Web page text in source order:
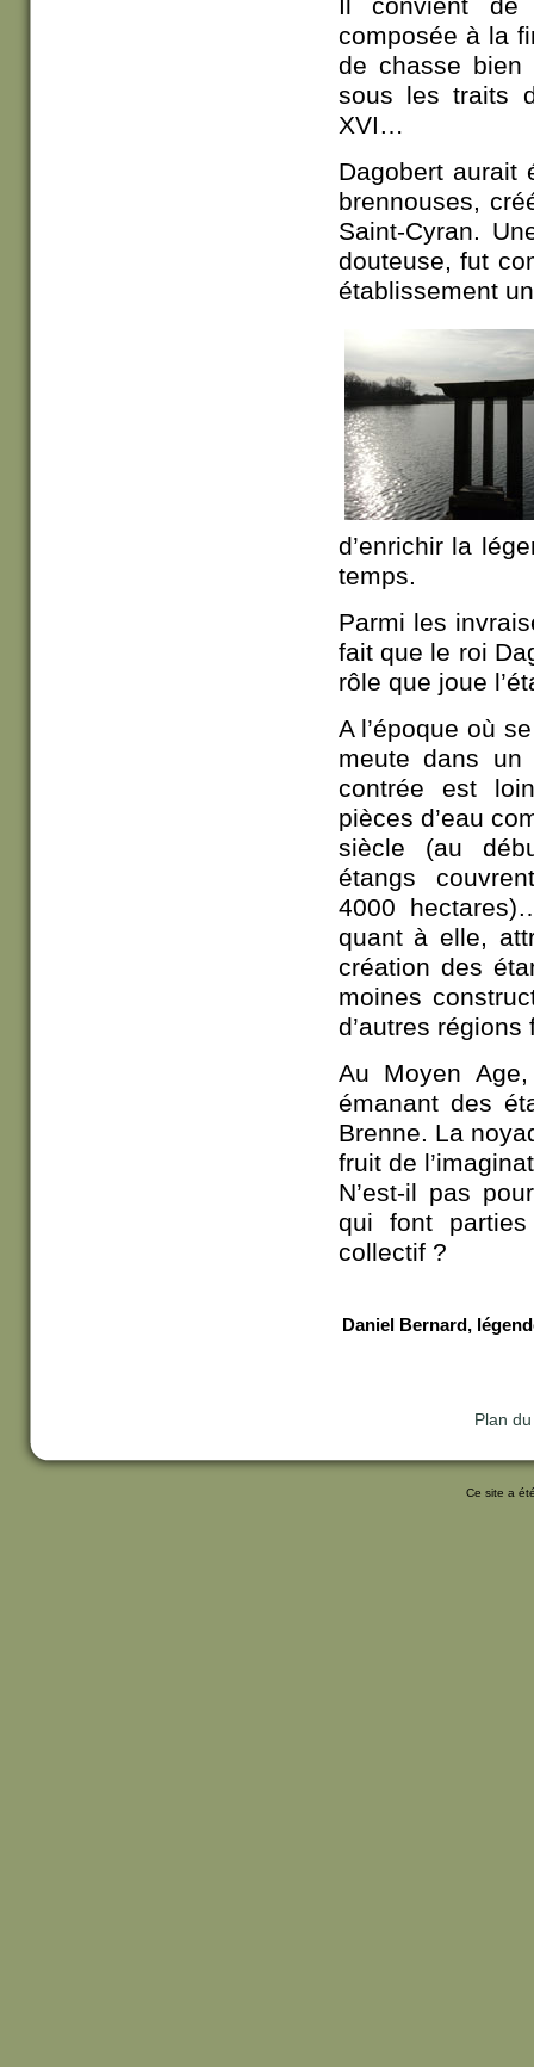
composée à la
de chasse
sous les traits
XVI…
Dagobert aurait
brennouses,
Saint-Cyran.
douteuse, fut
établissement
d’enrichir la
temps.
Parmi les
fait que le roi
rôle que joue
A l’époque où
meute dans
contrée est
pièces d’eau
siècle (au
étangs
4000
quant à elle,
création des
moines
d’autres régions
Au Moyen
émanant des
Brenne. La
fruit de
N’est-il pas
qui font
collectif ?
Daniel Bernard,
Plan
Ce site a